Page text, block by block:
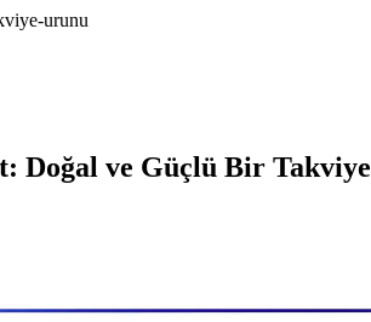
urunu
Doğal ve Güçlü Bir Takviye